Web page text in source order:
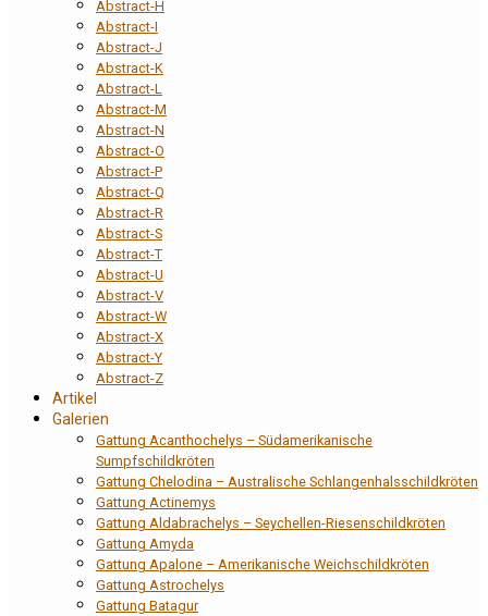
Abstract-H
Abstract-I
Abstract-J
Abstract-K
Abstract-L
Abstract-M
Abstract-N
Abstract-O
Abstract-P
Abstract-Q
Abstract-R
Abstract-S
Abstract-T
Abstract-U
Abstract-V
Abstract-W
Abstract-X
Abstract-Y
Abstract-Z
Artikel
Galerien
Gattung Acanthochelys – Südamerikanische
Sumpfschildkröten
Gattung Chelodina – Australische Schlangenhalsschildkröten
Gattung Actinemys
Gattung Aldabrachelys – Seychellen-Riesenschildkröten
Gattung Amyda
Gattung Apalone – Amerikanische Weichschildkröten
Gattung Astrochelys
Gattung Batagur